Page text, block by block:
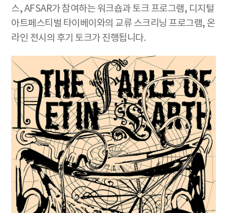
스, AFSAR가 참여하는 워크숍과 토크 프로그램, 디지털
아트페스티벌 타이베이와의 교류 스크리닝 프로그램, 온
라인 전시의 후기 토크가 진행됩니다.